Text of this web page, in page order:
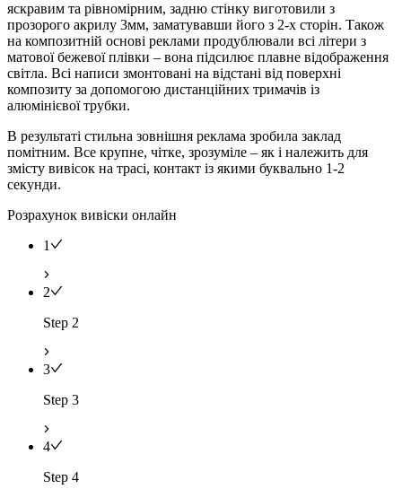
яскравим та рівномірним, задню стінку виготовили з
прозорого акрилу 3мм, заматувавши його з 2-х сторін. Також
на композитній основі реклами продублювали всі літери з
матової бежевої плівки – вона підсилює плавне відображення
світла. Всі написи змонтовані на відстані від поверхні
композиту за допомогою дистанційних тримачів із
алюмінієвої трубки.
В результаті стильна зовнішня реклама зробила заклад
помітним. Все крупне, чітке, зрозуміле – як і належить для
змісту вивісок на трасі, контакт із якими буквально 1-2
секунди.
Розрахунок вивіски онлайн
1
2
Step 2
3
Step 3
4
Step 4